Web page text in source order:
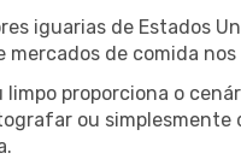
iguarias de Estados
de comida nos
proporciona o
ou